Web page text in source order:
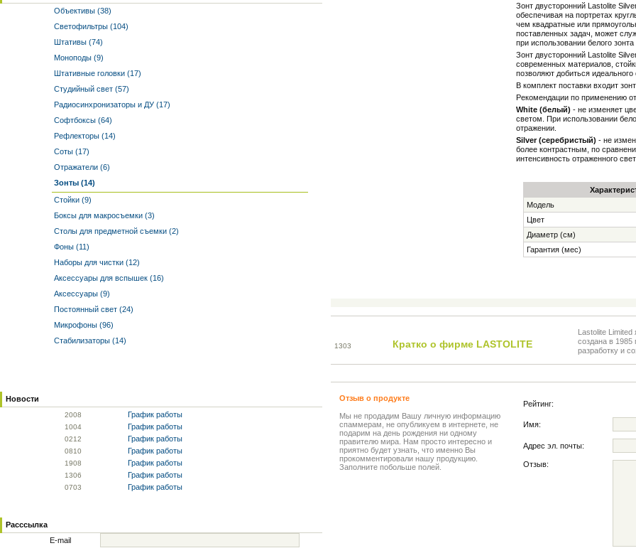
Объективы (38)
Светофильтры (104)
Штативы (74)
Моноподы (9)
Штативные головки (17)
Студийный свет (57)
Радиосинхронизаторы и ДУ (17)
Софтбоксы (64)
Рефлекторы (14)
Соты (17)
Отражатели (6)
Зонты (14)
Стойки (9)
Боксы для макросъемки (3)
Столы для предметной съемки (2)
Фоны (11)
Наборы для чистки (12)
Аксессуары для вспышек (16)
Аксессуары (9)
Постоянный свет (24)
Микрофоны (96)
Стабилизаторы (14)
Новости
2008 График работы
1004 График работы
0212 График работы
0810 График работы
1908 График работы
1306 График работы
0703 График работы
Расссылка
E-mail
Зонт двусторонний Lastolite
обеспечивая на портретах
чем квадратные или
поставленных задач, может
при использовании белого
Зонт двусторонний Lastolite
современных материалов,
позволяют добиться
В комплект поставки входит
Рекомендации по применению
White (белый) - не изменяет
светом. При использовании
отражении.
Silver (серебристый) - не
более контрастным, по
интенсивность отраженного
Модель
Цвет
Диаметр (см)
Гарантия (мес)
1303 Кратко о фирме LASTOLITE
Lastolite
создана в 1985
разработку и
Отзыв о продукте
Мы не продадим Вашу личную информацию
спаммерам, не опубликуем в интернете, не
подарим на день рождения ни одному
правителю мира. Нам просто интересно и
приятно будет узнать, что именно Вы
прокомментировали нашу продукцию.
Заполните побольше полей.
Рейтинг:
Имя:
Адрес эл. почты:
Отзыв: